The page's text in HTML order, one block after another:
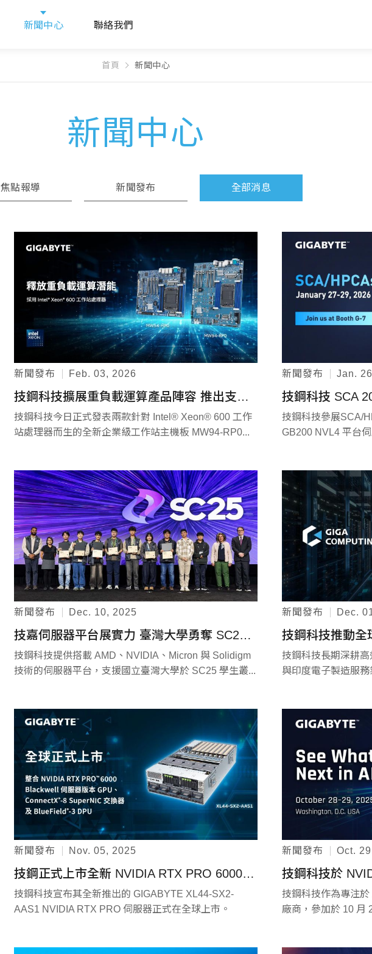
新聞中心 聯絡我們
首頁 新聞中心
新聞中心
焦點報導 新聞發布 全部消息
新聞發布 Feb. 03, 2026
技鋼科技擴展重負載運算產品陣容 推出支援 Intel® Xeon® 600 工作站處理器的全新主機板
技鋼科技今日正式發表兩款針對 Intel® Xeon® 600 工作
站處理器而生的全新企業級工作站主機板 MW94-RP0...
新聞發布 Jan.
技鋼科技參展SCA/
GB200 NVL4 平台
新聞發布 Dec. 10, 2025
技嘉伺服器平台展實力 臺灣大學勇奪 SC25 學生叢集競賽總冠軍
技鋼科技提供搭載 AMD、NVIDIA、Micron 與 Solidigm
技術的伺服器平台，支援國立臺灣大學於 SC25 學生叢...
新聞發布 Dec.
技鋼科技長期深耕
與印度電子製造服
新聞發布 Nov. 05, 2025
技鋼正式上市全新 NVIDIA RTX PRO 6000 伺服器
技鋼科技宣布其全新推出的 GIGABYTE XL44-SX2-
AAS1 NVIDIA RTX PRO 伺服器正式在全球上市。
新聞發布 Oct.
技鋼科技作為專注
廠商，參加於 10 月
新聞發布
行銷活動
聯絡我們